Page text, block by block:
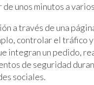
unos minutos a
a través de una
controlar el tráfico
un pedido,
de seguridad
sociales.